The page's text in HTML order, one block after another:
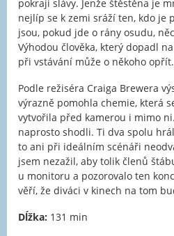
pokraji slávy. Jenže štěstěna je
nejlíp se k zemi sráží ten, kdo je
jsou, pokud jde o rány osudu,
Výhodou člověka, který dopadl
při vstávání může o někoho
Podle režiséra Craiga Brewera
výrazně pomohla chemie, která
vytvořila před kamerou i mimo
naprosto shodli. Ti dva spolu
to ani při ideálním scénáři
jsem nezažil, aby tolik členů
u monitoru a pozorovalo ten
věří, že diváci v kinech na tom
Dĺžka: 131 min